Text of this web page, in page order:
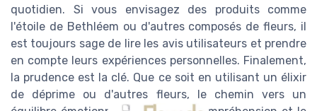
quotidien. Si vous envisagez des produits comme
l'étoile de Bethléem ou d'autres composés de fleurs, il
est toujours sage de lire les avis utilisateurs et prendre
en compte leurs expériences personnelles. Finalement,
la prudence est la clé. Que ce soit en utilisant un élixir
de déprime ou d'autres fleurs, le chemin vers un